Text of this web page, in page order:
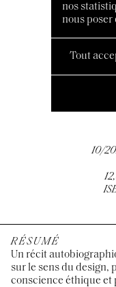
10/
RÉSUMÉ
Un récit
sur le sens du design,
conscience éthique et
nos
nous poser
Tout